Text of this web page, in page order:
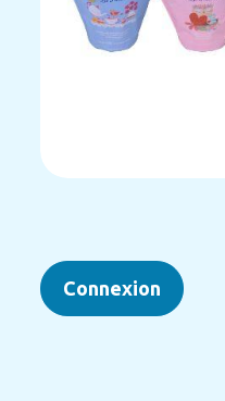
Connexion